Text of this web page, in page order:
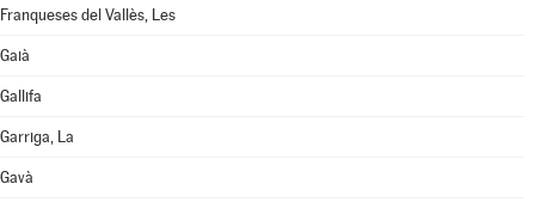
Franqueses del Vallès, Les
Gaià
Gallifa
Garriga, La
Gavà